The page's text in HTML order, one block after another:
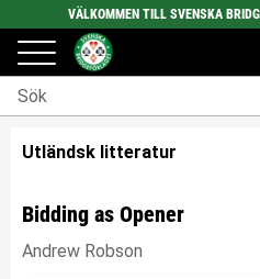
Meny
VÄLKOMMEN TILL SVENSKA
Utländsk litteratur
Bidding as Opener
Andrew Robson